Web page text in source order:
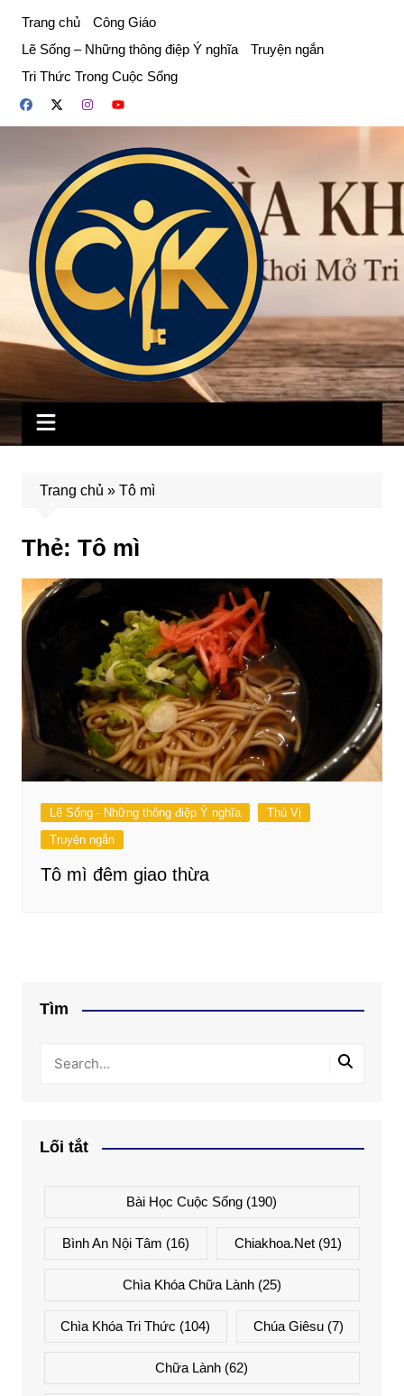
phần
dung
Trang chủ
Công Giáo
Lẽ Sống – Những thông điệp Ý nghĩa
Truyện ngắn
Tri Thức Trong Cuộc Sống
Trang chủ » Tô mì
Thẻ: Tô mì
Lẽ Sống - Những thông điệp Ý nghĩa
Thú Vị
Truyện ngắn
Tô mì đêm giao thừa
Tìm
Lối tắt
Bài Học Cuộc Sống (190)
Bình An Nội Tâm (16) Chiakhoa.net (91)
Chìa Khóa Chữa Lành(25)
Chìa Khóa Tri Thức (104) Chúa Giêsu(7)
Chữa Lành (62)